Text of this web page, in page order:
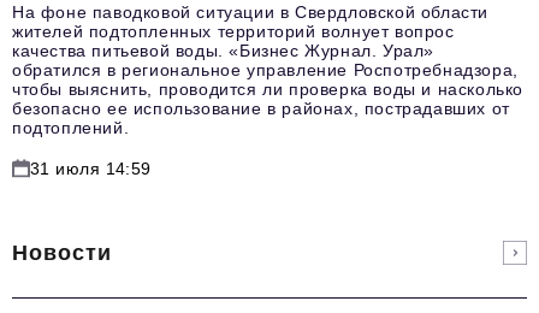
На фоне паводковой ситуации в Свердловской области
жителей подтопленных территорий волнует вопрос
качества питьевой воды. «Бизнес Журнал. Урал»
обратился в региональное управление Роспотребнадзора,
чтобы выяснить, проводится ли проверка воды и насколько
безопасно ее использование в районах, пострадавших от
подтоплений.
31 июля 14:59
Новости